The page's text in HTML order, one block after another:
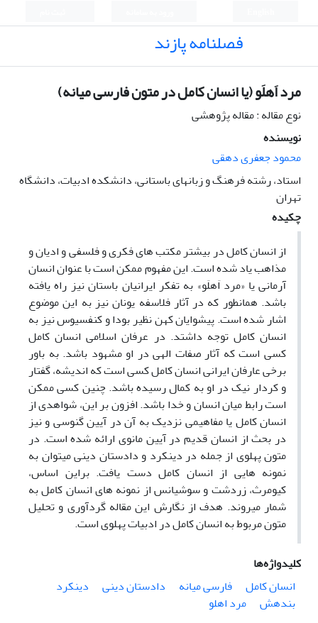
فصلنامه پازند
مرد اَهلَو (یا انسان کامل در متون فارسی میانه)
نوع مقاله : مقاله پژوهشی
نویسنده
محمود جعفری دهقی
استاد، رشته فرهنگ و زبانهای باستانی، دانشکده ادبیات، دانشگاه
تهران
چکیده
از انسان کامل در بیشتر مکتب­ های فکری و فلسفی و ادیان و
مذاهب یاد شده است. این مفهوم ممکن است با عنوان انسان
آرمانی یا «مرد اَهلَو» به تفکر ایرانیان باستان نیز راه یافته
باشد. همانطور که در آثار فلاسفه یونان نیز به این موضوع
اشار شده است. پیشوایان کهن نظیر بودا و کنفسیوس نیز به
انسان کامل توجه داشتد. در عرفان اسلامی انسان کامل
کسی است که آثار صفات الهی در او مشهود باشد. به باور
برخی عارفان ایرانی انسان کامل کسی است که اندیشه، گفتار
و کردار نیک در او به کمال رسیده باشد. چنین کسی ممکن
است رابط میان انسان و خدا باشد. افزون بر این، شواهدی از
انسان کامل یا مفاهیمی نزدیک به آن در آیین گنوسی و نیز
در بحث از انسان قدیم در آیین مانوی ارائه شده است. در
متون پهلوی از جمله در دینکرد و دادستان دینی می­توان به
نمونه­ هایی از انسان کامل دست یافت. براین اساس،
کیومرث، زردشت و سوشیانس از نمونه­ های انسان کامل به
شمار می­روند. هدف از نگارش این مقاله گردآوری و تحلیل
متون مربوط به انسان کامل در ادبیات پهلوی است.
کلیدواژه‌ها
انسان کامل
فارسی میانه دادستان دینی
دینکرد
بندهش
مرد اهلو